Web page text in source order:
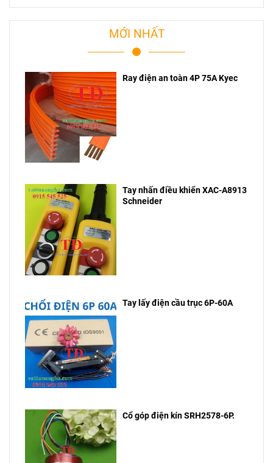
MỚI NHẤT
Ray điện an toàn 4P 75A Kyec
Tay nhấn điều khiển XAC-A8913
Schneider
Tay lấy điện cầu trục 6P-60A
Cổ góp điện kín SRH2578-6P.